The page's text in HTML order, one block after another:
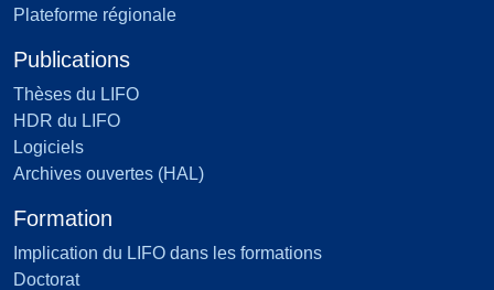
Plateforme régionale
Publications
Thèses du LIFO
HDR du LIFO
Logiciels
Archives ouvertes (HAL)
Formation
Implication du LIFO dans les formations
Doctorat